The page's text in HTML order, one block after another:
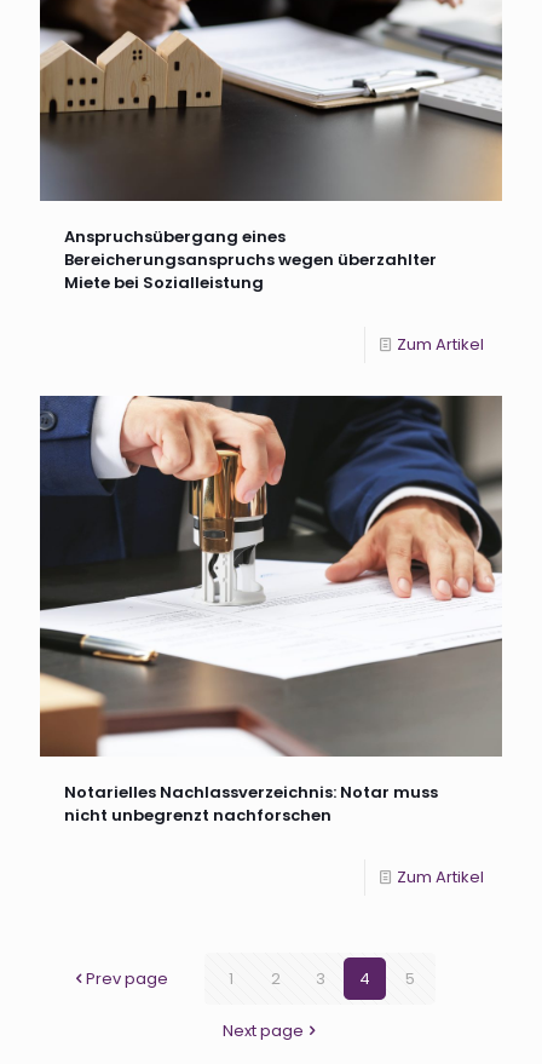
Anspruchsübergang eines
Bereicherungsanspruchs wegen überzahlter
Miete bei Sozialleistung
Zum Artikel
Notarielles Nachlassverzeichnis: Notar muss
nicht unbegrenzt nachforschen
Zum Artikel
Prev page 1 2 3 4 5
Next page